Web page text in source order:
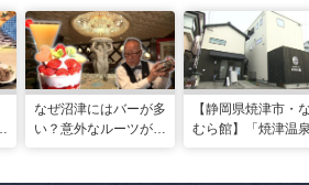
なぜ沼津にはバーが多
い？意外なルーツがわ
【静岡県焼津市・
むら館】「焼津温